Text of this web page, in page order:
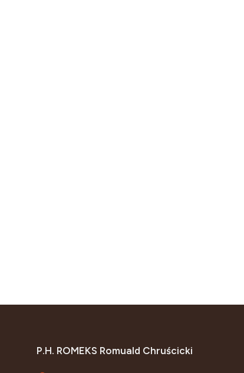
P.H. ROMEKS Romuald Chruścicki